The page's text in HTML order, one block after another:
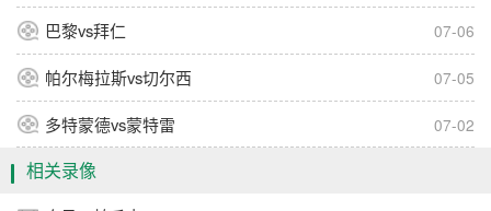
巴黎vs拜仁 07-06
帕尔梅拉斯vs切尔西 07-05
多特蒙德vs蒙特雷 07-02
相关录像